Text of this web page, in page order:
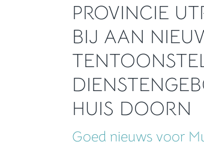
PROVINCIE
BIJ AAN
HUIS DOORN
Goed nieuws voor